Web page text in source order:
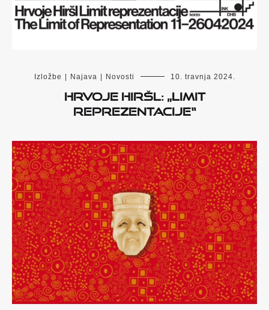
Izložbe Najava Novosti 10. travnja 2024.
Hrvoje Hiršl: „Limit
reprezentacije“